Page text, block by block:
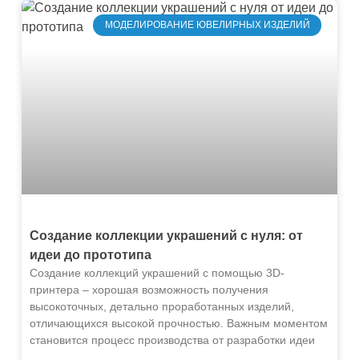
МОДЕЛИРОВАНИЕ ЮВЕЛИРНЫХ ИЗДЕЛИЙ
Создание коллекции украшений с нуля: от
идеи до прототипа
Создание коллекций украшений с помощью 3D-
принтера – хорошая возможность получения
высокоточных, детально проработанных изделий,
отличающихся высокой прочностью. Важным моментом
становится процесс производства от разработки идеи